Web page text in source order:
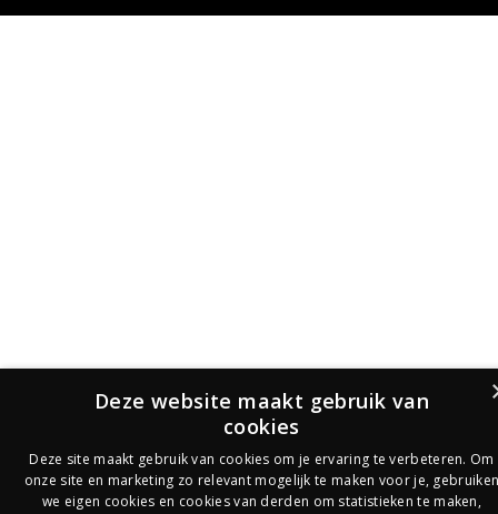
Deze website maakt gebruik van
cookies
Deze site maakt gebruik van cookies om je ervaring te verbeteren. Om
onze site en marketing zo relevant mogelijk te maken voor je,
we eigen cookies en cookies van derden om statistieken te maken,